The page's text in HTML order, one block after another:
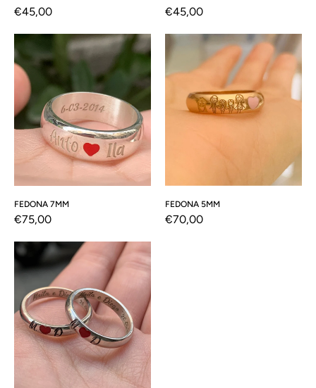
Prezzo
listino
€45,00
Prezzo
€45,00
Fedona
7mm
FEDONA 7MM
Prezzo
listino
€75,00
5mm
FEDONA 5MM
Prezzo
€70,00
Fedina
classica